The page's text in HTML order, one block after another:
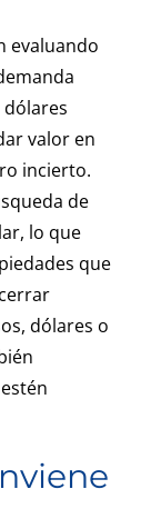
evaluando
valor en
incierto.
de
lo que
que
dólares o